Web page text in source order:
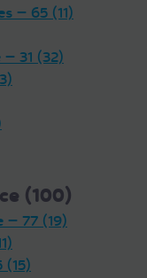
— 65 (11)
31 (32)
(100)
— 77 (19)